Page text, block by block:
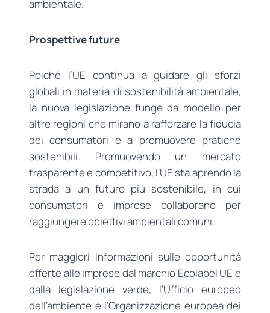
ambientale.
Prospettive future
Poiché l’UE continua a guidare gli sforzi
globali in materia di sostenibilità ambientale,
la nuova legislazione funge da modello per
altre regioni che mirano a rafforzare la fiducia
dei consumatori e a promuovere pratiche
sostenibili. Promuovendo un mercato
trasparente e competitivo, l’UE sta aprendo la
strada a un futuro più sostenibile, in cui
consumatori e imprese collaborano per
raggiungere obiettivi ambientali comuni.
Per maggiori informazioni sulle opportunità
offerte alle imprese dal marchio Ecolabel UE e
dalla legislazione verde, l’Ufficio europeo
dell’ambiente e l’Organizzazione europea dei